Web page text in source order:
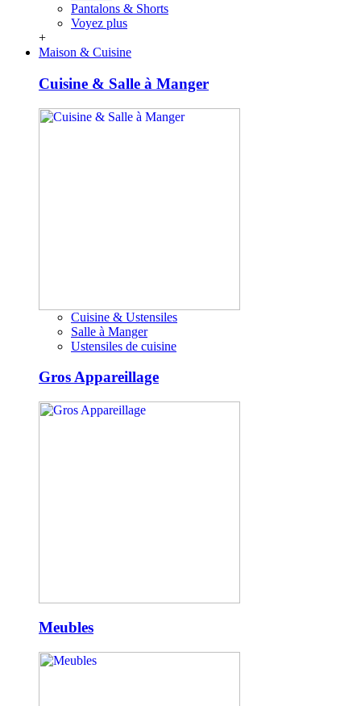
Pantalons & Shorts
Voyez plus
+
Maison & Cuisine
Cuisine & Salle à Manger
Cuisine & Ustensiles
Salle à Manger
Ustensiles de cuisine
Gros Appareillage
Meubles